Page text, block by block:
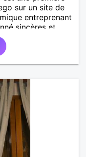
sur un site de
entreprenant
sincères et
et à les
à+ à bientôt